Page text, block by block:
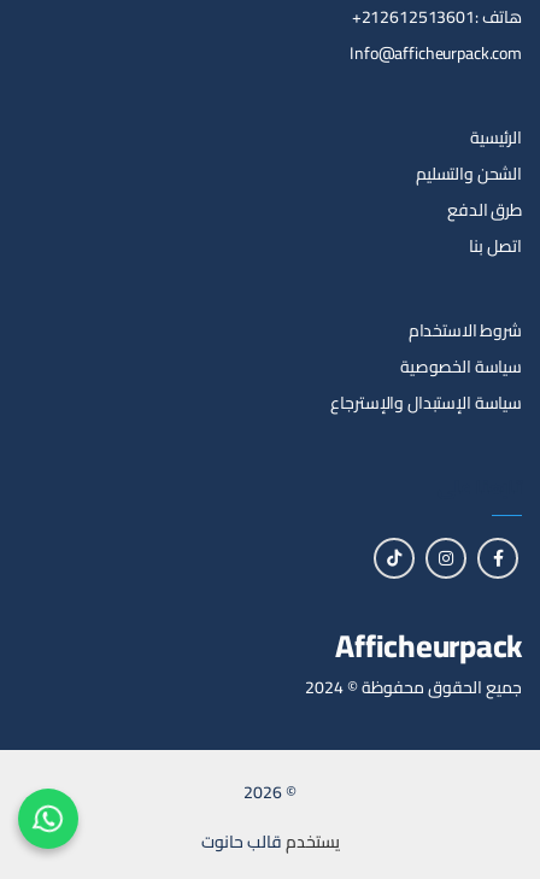
هاتف :212612513601+
Info@afficheurpack.com
الرئيسية
الشحن والتسليم
طرق الدفع
اتصل بنا
شروط الاستخدام
سياسة الخصوصية
سياسة الإستبدال والإسترجاع
Afficheurpack
جميع الحقوق محفوظة © 2024
© 2026
يستخدمقالب حانوت